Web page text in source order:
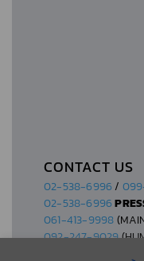
CONTACT US
02-538-6996 /
02-538-6996
061-413-9998
092-247-9029